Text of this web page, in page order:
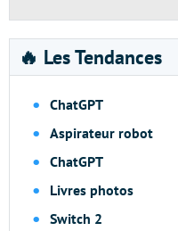
🔥 Les Tendances
ChatGPT
Aspirateur robot
ChatGPT
Livres photos
Switch 2